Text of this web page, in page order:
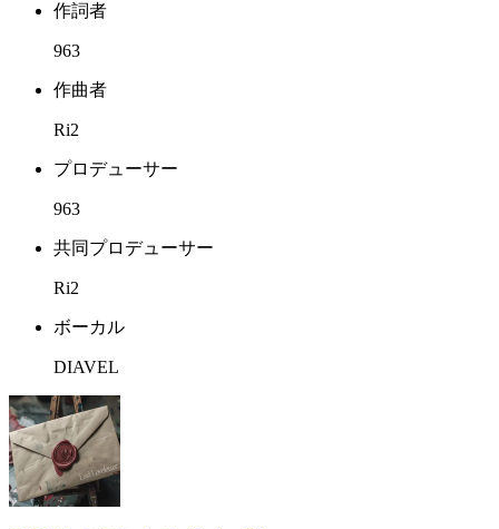
作詞者
963
作曲者
Ri2
プロデューサー
963
共同プロデューサー
Ri2
ボーカル
DIAVEL